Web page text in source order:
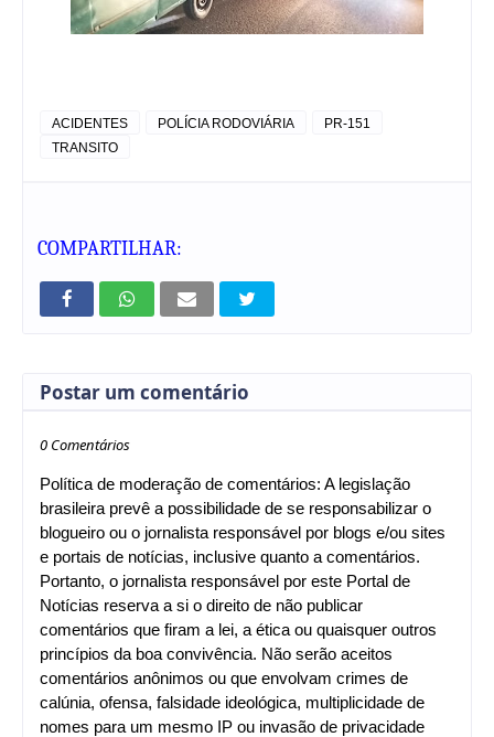
ACIDENTES POLÍCIA RODOVIÁRIA
PR-151
TRANSITO
COMPARTILHAR:
Postar um comentário
0 Comentários
Política de moderação de comentários: A legislação
brasileira prevê a possibilidade de se responsabilizar o
blogueiro ou o jornalista responsável por blogs e/ou sites
e portais de notícias, inclusive quanto a comentários.
Portanto, o jornalista responsável por este Portal de
Notícias reserva a si o direito de não publicar
comentários que firam a lei, a ética ou quaisquer outros
princípios da boa convivência. Não serão aceitos
comentários anônimos ou que envolvam crimes de
calúnia, ofensa, falsidade ideológica, multiplicidade de
nomes para um mesmo IP ou invasão de privacidade